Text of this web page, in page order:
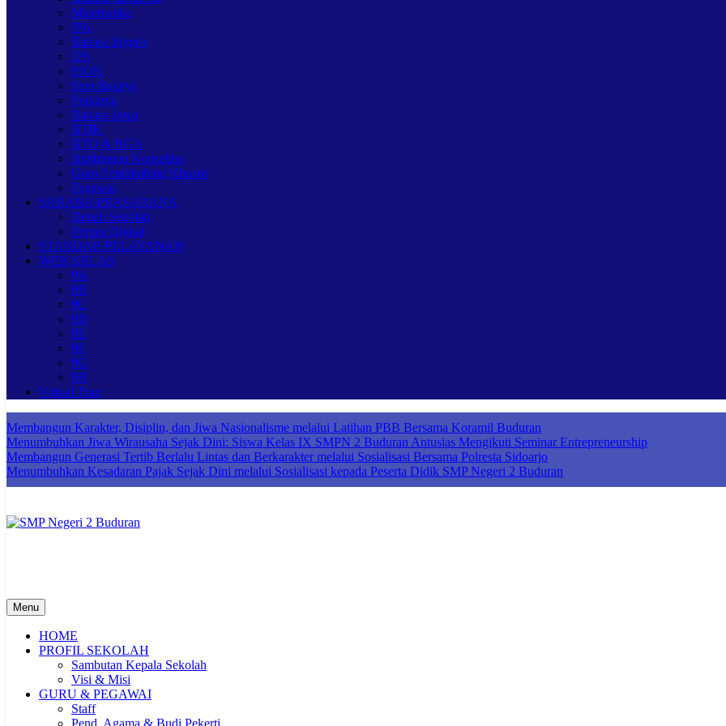
Matematika
IPA
Bahasa Inggris
IPS
PJOK
Seni Budaya
Prakarya
Bahasa Jawa
BTIK
BTQ & BGA
Bimbingan Konseling
Guru Pembimbing Khusus
Pegawai
SARANA PRASARANA
Denah Sekolah
Perpus Digital
STANDAR PELAYANAN
WEB KELAS
9A
9B
9C
9D
9E
9F
9G
9H
Virtual Tour
Membangun Karakter, Disiplin, dan Jiwa Nasionalisme melalui Latihan PBB Bersama Koramil Buduran
Menumbuhkan Jiwa Wirausaha Sejak Dini: Siswa Kelas IX SMPN 2 Buduran Antusias Mengikuti Seminar Entrepreneurship
Membangun Generasi Tertib Berlalu Lintas dan Berkarakter melalui Sosialisasi Bersama Polresta Sidoarjo
Menumbuhkan Kesadaran Pajak Sejak Dini melalui Sosialisasi kepada Peserta Didik SMP Negeri 2 Buduran
Menu
HOME
PROFIL SEKOLAH
Sambutan Kepala Sekolah
Visi & Misi
GURU & PEGAWAI
Staff
Pend. Agama & Budi Pekerti